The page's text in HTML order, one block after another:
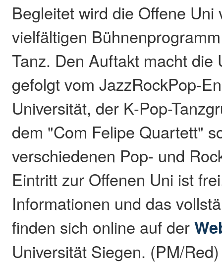
Begleitet wird die Offene Uni
vielfältigen
Tanz. Den Auftakt macht die
gefolgt vom JazzRockPop-
Universität, der K-Pop-
dem "Com Felipe Quartett"
verschiedenen Pop- und
Eintritt zur Offenen Uni ist
Informationen und das
finden sich online auf der
Universität Siegen. (PM/Red)